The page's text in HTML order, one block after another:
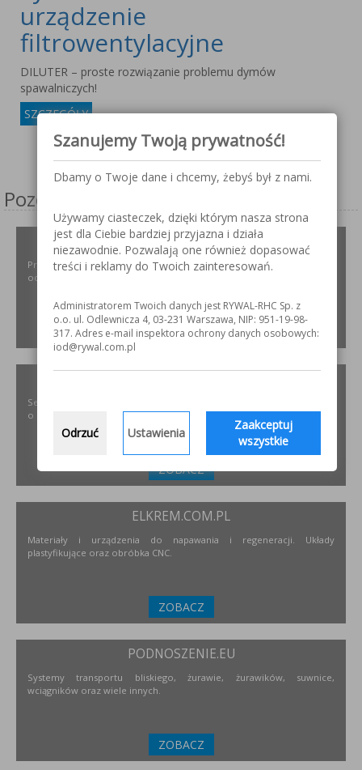
urządzenie
filtrowentylacyjne
DILUTER – proste rozwiązanie problemu dymów
spawalniczych!
SZCZEGÓŁY
Wyników 1 - 2 z 2
Pozostałe serwisy firmy
ODPYLAMY.PL
Projektowanie i dobór, montaż, serwis instalacji i urządzeń
odpylających dla różnych gałęzi przemysłu.
ZOBACZ
Serwis internetowy poświęcony obróbce stali nierdzewnej. Wszystko
o materiałach, urządzeniach i technologiach.
ZOBACZ
ELKREM.COM.PL
Materiały i urządzenia do napawania i regeneracji. Układy
plastyfikujące oraz obróbka CNC.
ZOBACZ
PODNOSZENIE.EU
Systemy transportu bliskiego, żurawie, żurawików, suwnice,
wciągników oraz wiele innych.
ZOBACZ
Szanujemy Twoją prywatność!
Dbamy o Twoje dane i chcemy, żebyś był z nami.
Używamy ciasteczek, dzięki którym nasza strona
jest dla Ciebie bardziej przyjazna i działa
niezawodnie. Pozwalają one również dopasować
treści i reklamy do Twoich zainteresowań.
Administratorem Twoich danych jest RYWAL-RHC Sp. z
o.o. ul. Odlewnicza 4, 03-231 Warszawa, NIP: 951-19-98-
317. Adres e-mail inspektora ochrony danych osobowych:
iod@rywal.com.pl
Odrzuć Ustawienia
Zaakceptuj
wszystkie